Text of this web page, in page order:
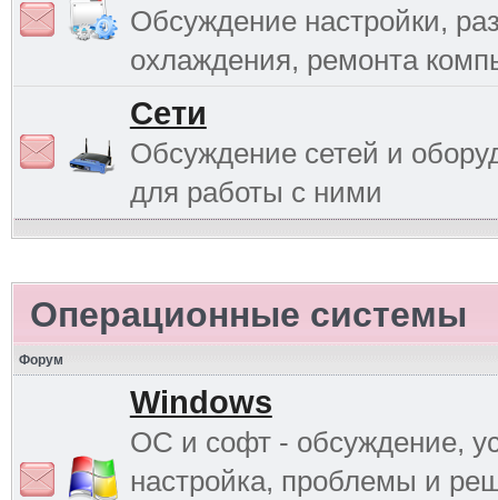
Обсуждение настройки,
охлаждения, ремонта
Сети
Обсуждение сетей и
для работы с ними
Операционные системы
Форум
Windows
ОС и софт - обсуждение,
настройка, проблемы и